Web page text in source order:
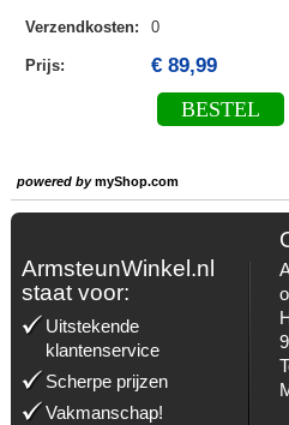
Verzendkosten: 0
Prijs: € 89,99
BESTEL
powered bymyShop.com
ArmsteunWinkel.nl
staat voor:
Uitstekende
klantenservice
Scherpe prijzen
Vakmanschap!